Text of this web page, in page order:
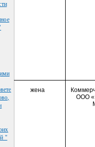
"
жена
ООО